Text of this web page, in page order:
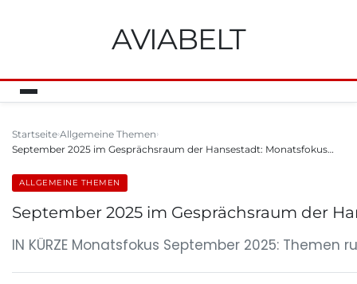
AVIABELT
Startseite Allgemeine Themen
September 2025 im Gesprächsraum der Hansestadt: Monatsfokus…
ALLGEMEINE THEMEN
September 2025 im Gesprächsraum der
IN KÜRZE Monatsfokus September 2025: